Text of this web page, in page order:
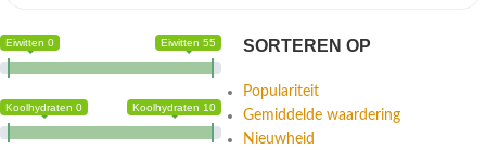
Eiwitten 0 Eiwitten 55
Koolhydraten 0 Koolhydraten 10
SORTEREN OP
Populariteit
Gemiddelde waardering
Nieuwheid